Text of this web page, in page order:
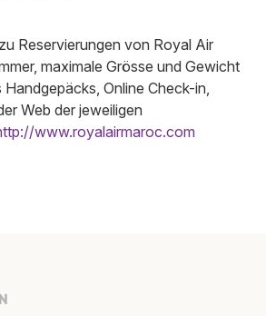
Reservierungen von Royal Air
maximale Grösse und Gewicht
Online Check-in,
Web der jeweiligen
www.royalairmaroc.com